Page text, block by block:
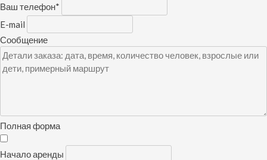
Ваш телефон*
E-mail
Сообщение
Полная форма
Начало аренды